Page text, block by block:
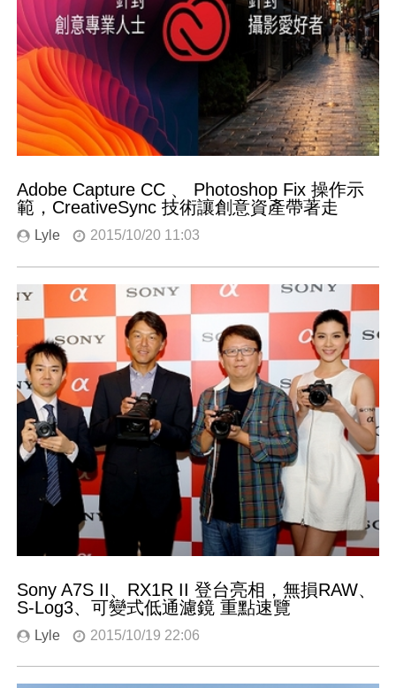
Adobe Capture CC 、 Photoshop Fix 操作示
範，CreativeSync 技術讓創意資產帶著走
Lyle 2015/10/20 11:03
Sony A7S II、RX1R II 登台亮相，無損RAW、
S-Log3、可變式低通濾鏡 重點速覽
Lyle 2015/10/19 22:06